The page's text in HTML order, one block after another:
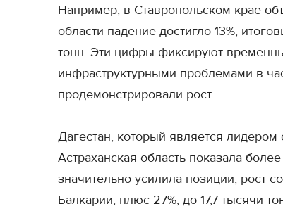
Например, в Ставропольском крае
области падение достигло 13%,
тонн. Эти цифры фиксируют
инфраструктурными проблемами в
продемонстрировали рост.
Дагестан, который является
Астраханская область показала
значительно усилила позиции, рост
Балкарии, плюс 27%, до 17,7 тысячи